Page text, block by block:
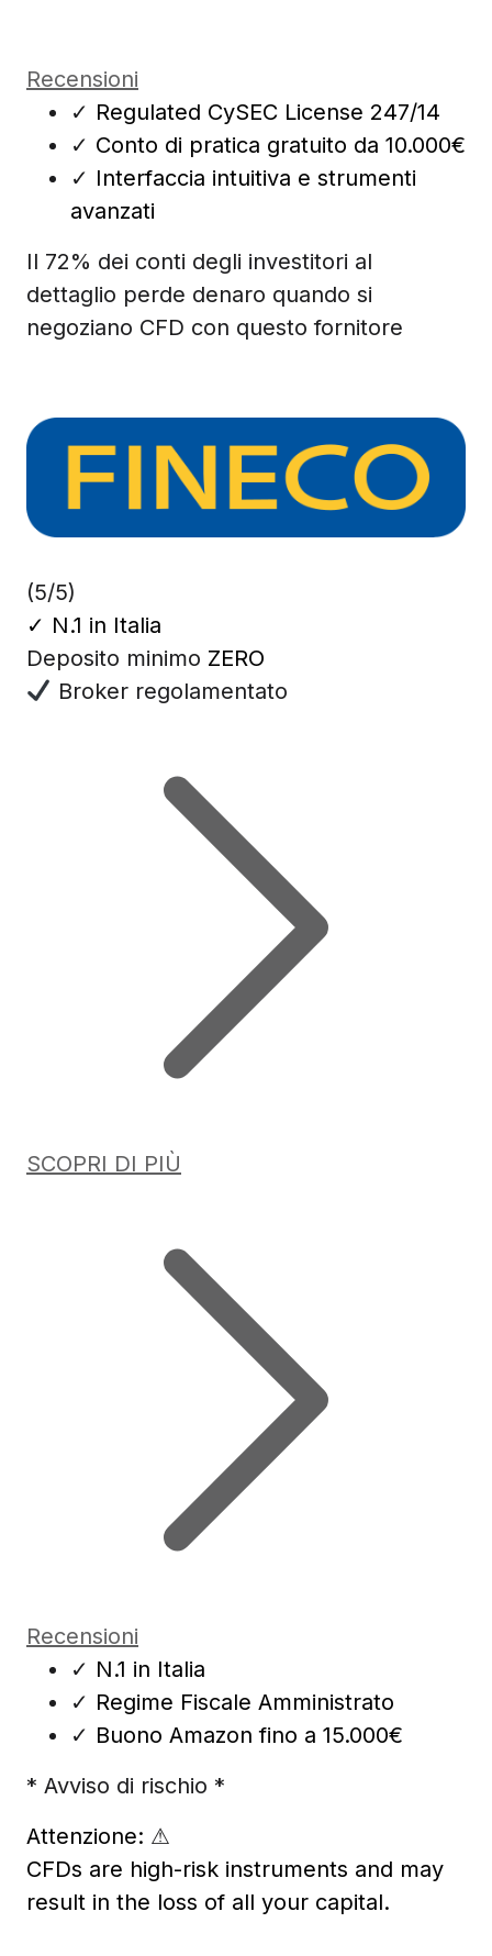
Recensioni
✓ Regulated CySEC License 247/14
✓ Conto di pratica gratuito da 10.000€
✓ Interfaccia intuitiva e strumenti
avanzati
Il 72% dei conti degli investitori al
dettaglio perde denaro quando si
negoziano CFD con questo fornitore
(5/5)
✓ N.1 in Italia
Deposito minimo ZERO
Broker regolamentato
SCOPRI DI PIÙ
Recensioni
✓ N.1 in Italia
✓ Regime Fiscale Amministrato
✓ Buono Amazon fino a 15.000€
* Avviso di rischio *
Attenzione: ⚠
CFDs are high-risk instruments and may
result in the loss of all your capital.